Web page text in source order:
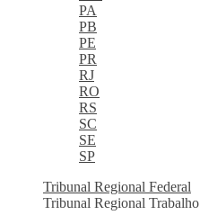
PA
PB
PE
PR
RJ
RO
RS
SC
SE
SP
Tribunal Regional Federal
Tribunal Regional Trabalho